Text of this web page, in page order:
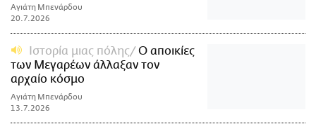
Αγιάτη Μπενάρδου
20.7.2026
Ιστορία μιας πόλης
Ο αποικίες
των Μεγαρέων άλλαξαν τον
αρχαίο κόσμο
Αγιάτη Μπενάρδου
13.7.2026